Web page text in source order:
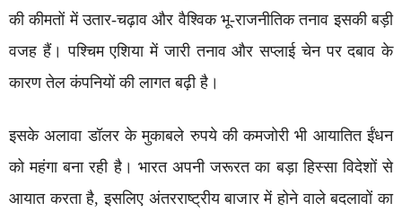
की कीमतों में उतार-चढ़ाव और वैश्विक भू-राजनीतिक तनाव इसकी बड़ी
वजह हैं। पश्चिम एशिया में जारी तनाव और सप्लाई चेन पर दबाव के
कारण तेल कंपनियों की लागत बढ़ी है।
इसके अलावा डॉलर के मुकाबले रुपये की कमजोरी भी आयातित ईंधन
को महंगा बना रही है। भारत अपनी जरूरत का बड़ा हिस्सा विदेशों से
आयात करता है, इसलिए अंतरराष्ट्रीय बाजार में होने वाले बदलावों का